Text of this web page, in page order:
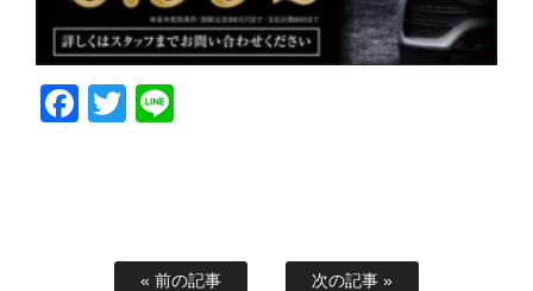
Facebook
Twitter
Line
« 前の記事 次の記事 »